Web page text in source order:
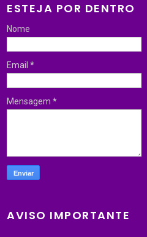
ESTEJA POR DENTRO
Nome
Email*
Mensagem*
AVISO IMPORTANTE